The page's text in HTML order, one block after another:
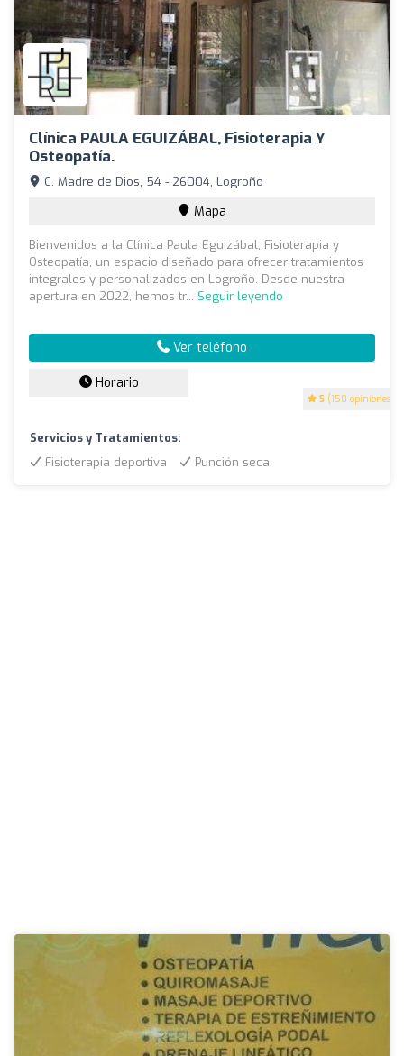
Clínica PAULA EGUIZÁBAL, Fisioterapia Y
Osteopatía.
5 (150 opiniones)
C. Madre de Dios, 54 - 26004, Logroño
Mapa
Bienvenidos a la Clínica Paula Eguizábal, Fisioterapia y
Osteopatía, un espacio diseñado para ofrecer tratamientos
integrales y personalizados en Logroño. Desde nuestra
apertura en 2022, hemos tr... Seguir leyendo
Ver teléfono
Horario
Servicios y Tratamientos:
Fisioterapia deportiva
Punción seca